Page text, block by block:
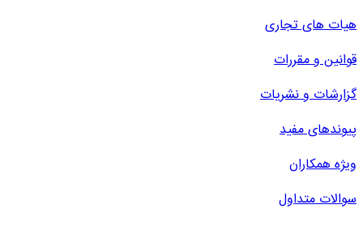
هیات های تجاری
قوانین و مقررات
گزارشات و نشریات
پیوندهای مفید
ویژه همکاران
سوالات متداول